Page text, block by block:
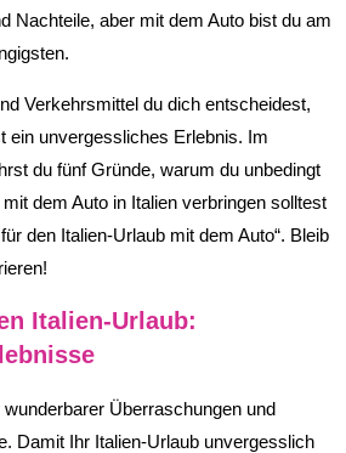
Nachteile, aber mit dem Auto bist du am
Verkehrsmittel du dich entscheidest,
ein unvergessliches Erlebnis. Im
du fünf Gründe, warum du unbedingt
dem Auto in Italien verbringen solltest
den Italien-Urlaub mit dem Auto“. Bleib
Italien-Urlaub:
Überraschungen und
Damit Ihr Italien-Urlaub unvergesslich